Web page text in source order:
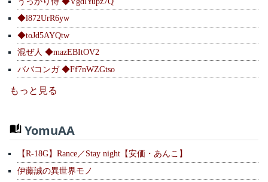
◆l872UrR6yw
◆toJd5AYQtw
混ぜ人 ◆mazEBItOV2
ババコンガ ◆Ff7nWZGtso
もっと見る
YomuAA
【R-18G】Rance／Stay night【安価・あんこ】
伊藤誠の異世界モノ